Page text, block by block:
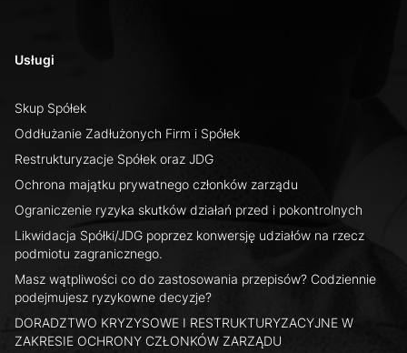
Usługi
Skup Spółek
Oddłużanie Zadłużonych Firm i Spółek
Restrukturyzacje Spółek oraz JDG
Ochrona majątku prywatnego członków zarządu
Ograniczenie ryzyka skutków działań przed i pokontrolnych
Likwidacja Spółki/JDG poprzez konwersję udziałów na rzecz
podmiotu zagranicznego.
Masz wątpliwości co do zastosowania przepisów? Codziennie
podejmujesz ryzykowne decyzje?
DORADZTWO KRYZYSOWE I RESTRUKTURYZACYJNE W
ZAKRESIE OCHRONY CZŁONKÓW ZARZĄDU